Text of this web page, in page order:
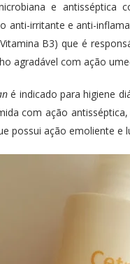
e antisséptica
anti-irritante e anti-
B3) que é
agradável com ação
é indicado para higiene
com ação
possui ação emoliente e